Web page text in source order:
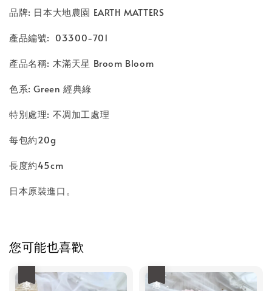
品牌: 日本大地農園 EARTH MATTERS
產品編號: 03300-701
產品名稱: 木滿天星 Broom Bloom
色系: Green 經典綠
特別處理: 不凋加工處理
每包約20g
長度約45cm
日本原裝進口。
您可能也喜歡